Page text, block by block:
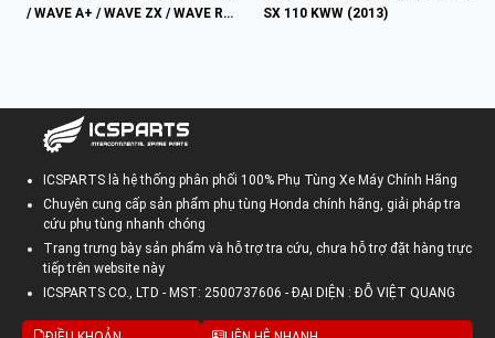
/ WAVE A+ / WAVE ZX / WAVE RS
SX 110 KWW (2013)
ICSPARTS là hệ thống phân phối 100% Phụ Tùng Xe Máy Chính Hãng
Chuyên cung cấp sản phẩm phụ tùng Honda chính hãng, giải pháp tra
cứu phụ tùng nhanh chóng
Trang trưng bày sản phẩm và hỗ trợ tra cứu, chưa hỗ trợ đặt hàng trực
tiếp trên website này
ICSPARTS CO., LTD - MST: 2500737606 - ĐẠI DIỆN : ĐỖ VIỆT QUANG